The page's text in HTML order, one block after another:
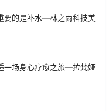
要的是补水—林之雨科技美
一场身心疗愈之旅—拉梵娅